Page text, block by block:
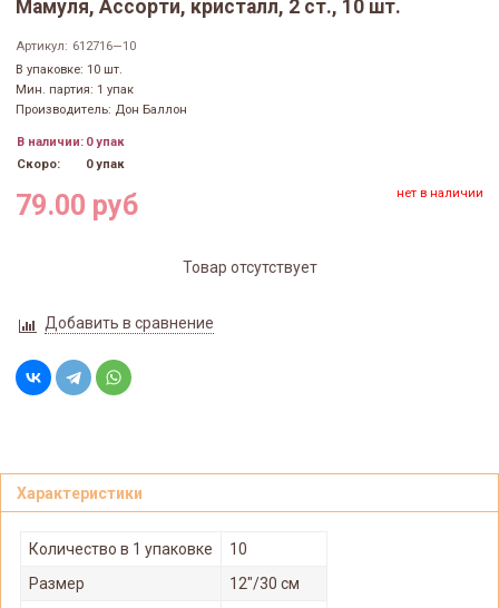
Мамуля, Ассорти, кристалл, 2 ст., 10 шт.
Артикул: 612716—10
В упаковке: 10 шт.
Мин. партия: 1 упак
Производитель: Дон Баллон
В наличии: 0 упак
Скоро:
0 упак
79.00 руб нет в наличии
Товар отсутствует
Добавить в сравнение
Характеристики
Количество в 1 упаковке
10
Размер
12"/30 см